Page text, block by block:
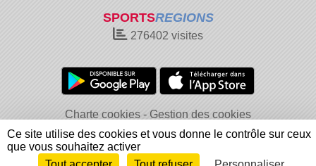
SPORTSREGIONS
276402 visites
Charte cookies
Gestion des cookies
Informations légales
Signaler un contenu inapproprié
Ce site utilise des cookies et vous donne le contrôle sur ceux
que vous souhaitez activer